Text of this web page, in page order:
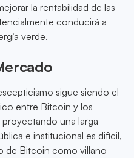
la rentabilidad de las
conducirá a
verde.
sigue siendo el
entre Bitcoin y los
una larga
e institucional es difícil,
de Bitcoin como villano